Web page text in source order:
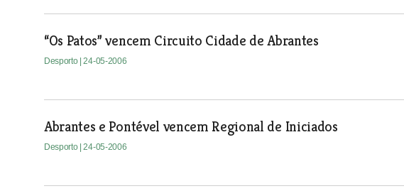
“Os Patos” vencem Circuito Cidade de Abrantes
Desporto | 24-05-2006
Abrantes e Pontével vencem Regional de Iniciados
Desporto | 24-05-2006